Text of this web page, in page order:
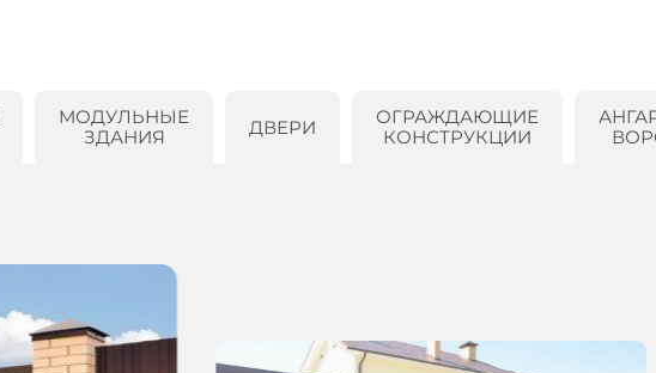
МОДУЛЬНЫЕ
ЗДАНИЯ
ДВЕРИ
ОГРАЖДАЮЩИЕ
КОНСТРУКЦИИ